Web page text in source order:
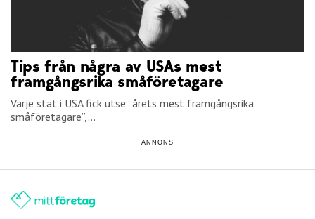
Tips från några av USAs mest
framgångsrika småföretagare
Varje stat i USA fick utse ”årets mest framgångsrika
småföretagare”,...
ANNONS